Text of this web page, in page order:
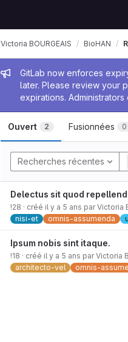
Message de
GitLab now enforces
later. Please review your
expirations.
Victoria BOURGEAIS BioHAN
Ouvert 2 Fusionnées 0
Recherches récentes
Delectus sit quod
!28 · créé il y a 5 ans parVictoria
nisi-et
omnis-assumenda
Ipsum nobis sint itaque.
!18 · créé il y a 5 ans parVictoria
architecto-vel
omnis-